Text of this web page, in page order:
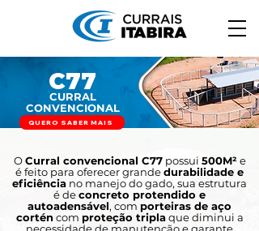
C77
CURRAL
CONVENCIONAL
QUERO SABER MAIS
OCurral convencional C77possui 500M² e
é feito para oferecer grandedurabilidade e
eficiência no manejo do gado, sua estrutura
é deconcreto protendido e
autoadensável, com porteiras de aço
corténcom proteção triplaque diminui a